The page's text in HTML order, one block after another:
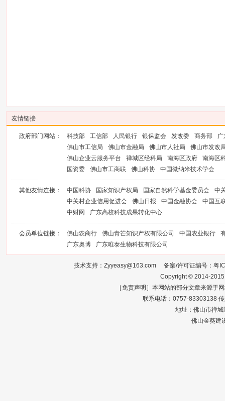
友情链接
政府部门网站： 科技部 工信部 人民银行 银保监会 发改委 商务部
广
佛山市工信局
佛山市金融局 佛山市人社局
佛山市发改
佛山企业云服务平台
禅城区经科局 南海区政府
南海区
国资委
佛山市工商联 佛山科协 中国微纳米技术学会
其他友情连接： 中国科协 国家知识产权局 国家自然科学基金委员会
中
中关村企业信用促进会
佛山日报 中国金融协会
中国互
中财网
广东高校科技成果转化中心
会员单位链接： 佛山农商行 佛山青芒知识产权有限公司 中国农业银行
广东奥博
广东唯泰生物科技有限公司
技术支持：Zyyeasy@163.com 备案/许可证编号： 粤
Copyright © 2014-
［免责声明］本网站的部分文章来源于
联系电话：0757-83303138
地址：佛山市禅
佛山金葵建